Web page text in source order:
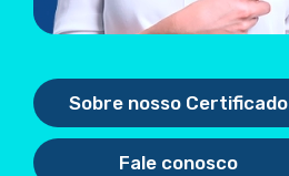
Sobre nosso Certificado
Fale conosco